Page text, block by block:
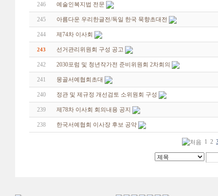
246 예술인복지법 전문
245 아름다운 우리한글전/독일 한국 묵향초대전
244 제74차 이사회
243 선거관리위원회 구성 공고
242 2030포럼 및 청년작가전 준비위원회 2차회의
241 몽골서예협회초대
240 정관 및 제규정 개선검토 소위원회 구성
239 제78차 이사회 회의내용 공지
238 한국서예협회 이사장 후보 공약
1 2